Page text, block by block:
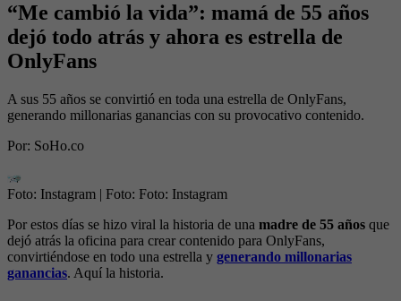
“Me cambió la vida”: mamá de 55 años
dejó todo atrás y ahora es estrella de
OnlyFans
A sus 55 años se convirtió en toda una estrella de OnlyFans,
generando millonarias ganancias con su provocativo contenido.
Por: SoHo.co
Foto: Instagram | Foto: Foto: Instagram
Por estos días se hizo viral la historia de una madre de 55 años que
dejó atrás la oficina para crear contenido para OnlyFans,
convirtiéndose en todo una estrella y generando millonarias
ganancias. Aquí la historia.